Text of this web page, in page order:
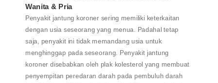
Wanita & Pria
Penyakit jantung koroner sering memiliki keterkaitan
dengan usia seseorang yang menua. Padahal tetap
saja, penyakit ini tidak memandang usia untuk
menghinggap pada seseorang. Penyakit jantung
koroner disebabkan oleh plak kolesterol yang membuat
penyempitan peredaran darah pada pembuluh darah